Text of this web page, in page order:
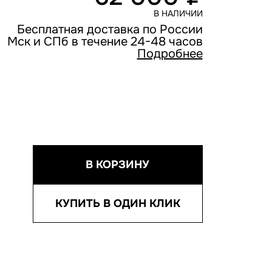
В НАЛИЧИИ
Бесплатная доставка по России
Мск и СПб в течение 24-48 часов
Подробнее
В КОРЗИНУ
КУПИТЬ В ОДИН КЛИК